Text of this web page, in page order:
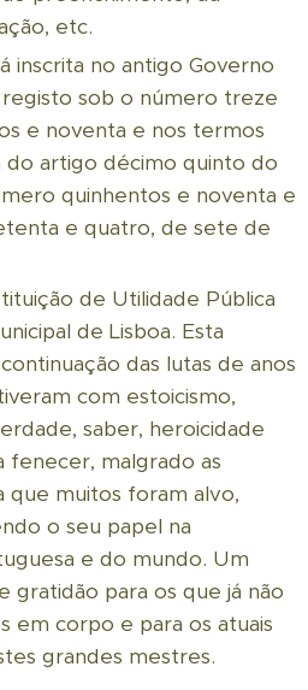
etc.
inscrita no antigo Governo
registo sob o número treze
e noventa e nos termos
artigo décimo quinto do
quinhentos e noventa e
e quatro, de sete de
de Utilidade Pública
de Lisboa. Esta
das lutas de anos
com estoicismo,
saber, heroicidade
fenecer, malgrado as
que muitos foram alvo,
o seu papel na
e do mundo. Um
gratidão para os que já não
em corpo e para os atuais
grandes mestres.